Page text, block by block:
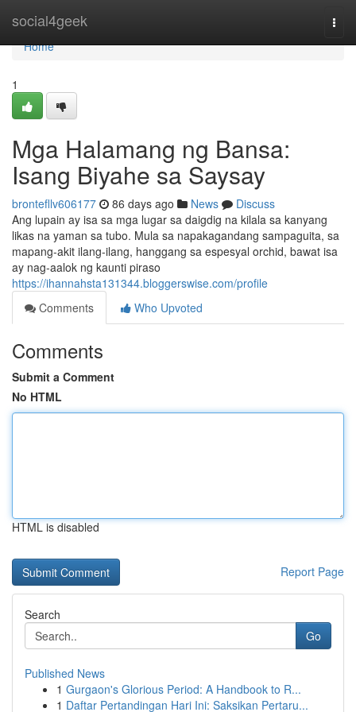
social4geek
Home
Home
1
Mga Halamang ng Bansa:
Isang Biyahe sa Saysay
brontefllv606177 86 days ago News
Discuss
Ang lupain ay isa sa mga lugar sa daigdig na kilala sa kanyang
likas na yaman sa tubo. Mula sa napakagandang sampaguita, sa
mapang-akit ilang-ilang, hanggang sa espesyal orchid, bawat isa
ay nag-aalok ng kaunti piraso
https://ihannahsta131344.bloggerswise.com/profile
Comments
Who Upvoted
Comments
Submit a Comment
No HTML
HTML is disabled
Report Page
Search
Go
Published News
1 Gurgaon's Glorious Period: A Handbook to R...
1 Daftar Pertandingan Hari Ini: Saksikan Pertaru...